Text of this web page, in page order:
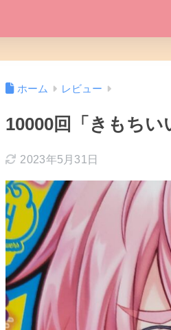
ホーム レビュー
10000回「きもち
2023年5月31日